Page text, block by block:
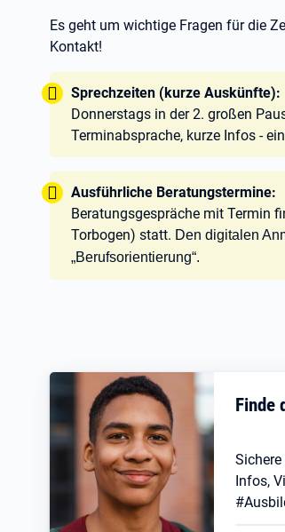
Es geht um wichtige Fragen für die
Kontakt!
Tipp:
Sprechzeiten (kurze Auskünfte):
Donnerstags in der 2. großen
Terminabsprache, kurze Infos -
Tipp:
Ausführliche Beratungstermine:
Beratungsgespräche mit Termin
Torbogen) statt. Den digitalen
„Berufsorientierung“.
Finde
Infos,